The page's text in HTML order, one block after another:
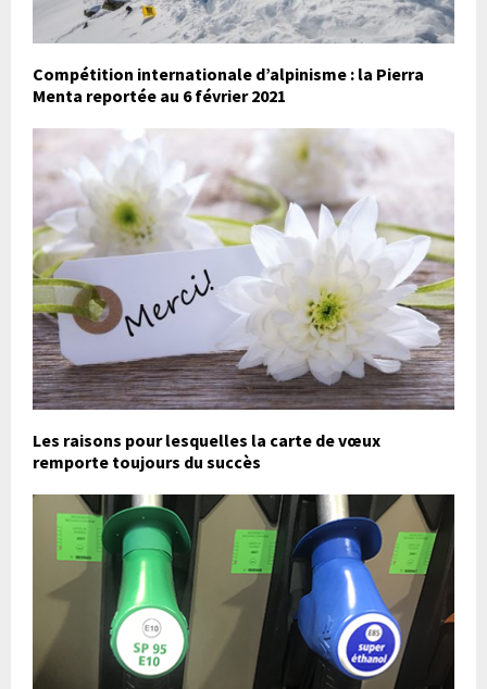
Compétition internationale d’alpinisme : la Pierra
Menta reportée au 6 février 2021
Les raisons pour lesquelles la carte de vœux
remporte toujours du succès